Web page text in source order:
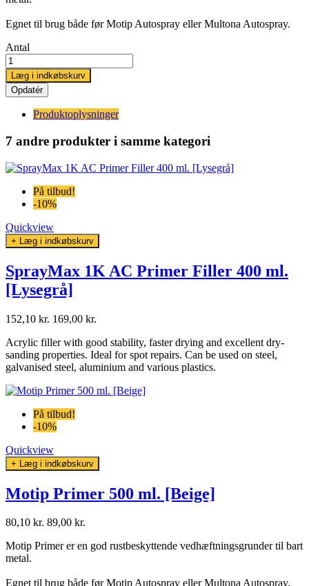
Egnet til brug både før Motip Autospray eller Multona Autospray.
Antal
Læg i indkøbskurv
Produktoplysninger
7 andre produkter i samme kategori
På tilbud!
-10%
Quickview
+ Læg i indkøbskurv
SprayMax 1K AC Primer Filler 400 ml.
[Lysegrå]
152,10 kr. 169,00 kr.
Acrylic filler with good stability, faster drying and excellent dry-
sanding properties. Ideal for spot repairs. Can be used on steel,
galvanised steel, aluminium and various plastics.
På tilbud!
-10%
Quickview
+ Læg i indkøbskurv
Motip Primer 500 ml. [Beige]
80,10 kr. 89,00 kr.
Motip Primer er en god rustbeskyttende vedhæftningsgrunder til bart
metal.
Egnet til brug både før Motip Autospray eller Multona Autospray.